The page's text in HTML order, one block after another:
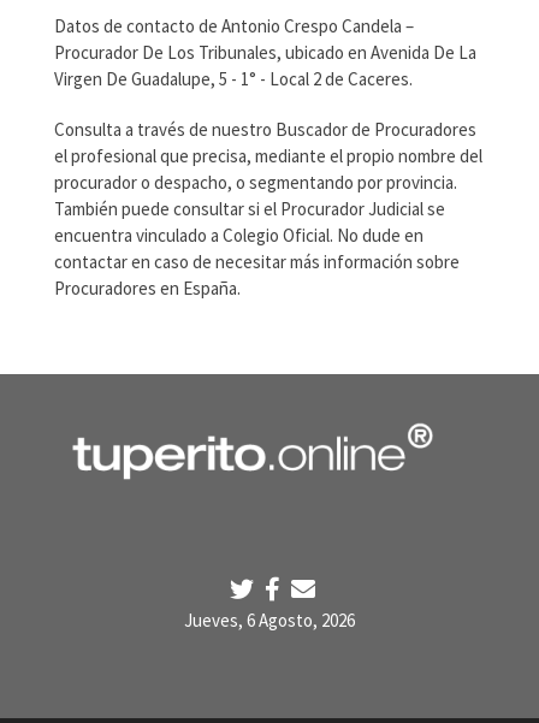
Datos de contacto de Antonio Crespo Candela –
Procurador De Los Tribunales, ubicado en Avenida De La
Virgen De Guadalupe, 5 - 1° - Local 2 de Caceres.
Consulta a través de nuestro Buscador de Procuradores
el profesional que precisa, mediante el propio nombre del
procurador o despacho, o segmentando por provincia.
También puede consultar si el Procurador Judicial se
encuentra vinculado a Colegio Oficial. No dude en
contactar en caso de necesitar más información sobre
Procuradores en España.
Jueves, 6 Agosto, 2026